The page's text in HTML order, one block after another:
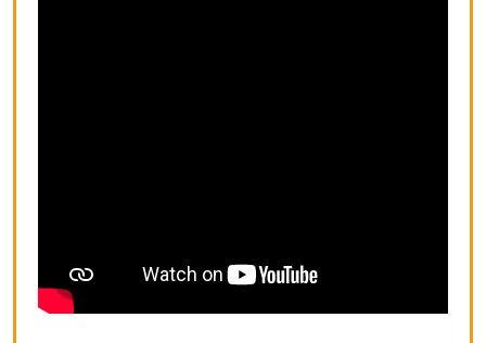
Les panneaux du patrimoine